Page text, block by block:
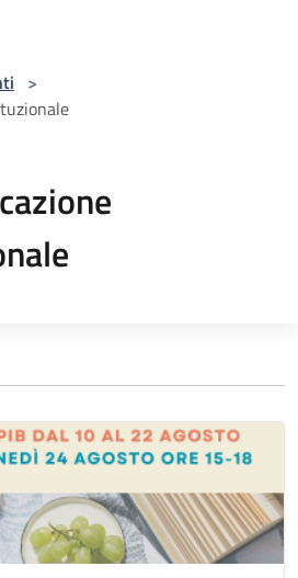
>